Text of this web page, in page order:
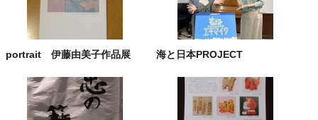
portrait 伊藤由美子作品展 海と日本PROJECT